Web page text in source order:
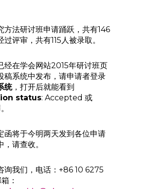
方法研讨班申请踊跃，共有146
过评审，共有115人被录取。
经在学会网站2015年研讨班页
稿系统中发布，请申请者登录
统，打开后就能看到
status: Accepted 或
函将于今明两天发到各位申请
请查收。
询我们，电话：+86 10 6275
：